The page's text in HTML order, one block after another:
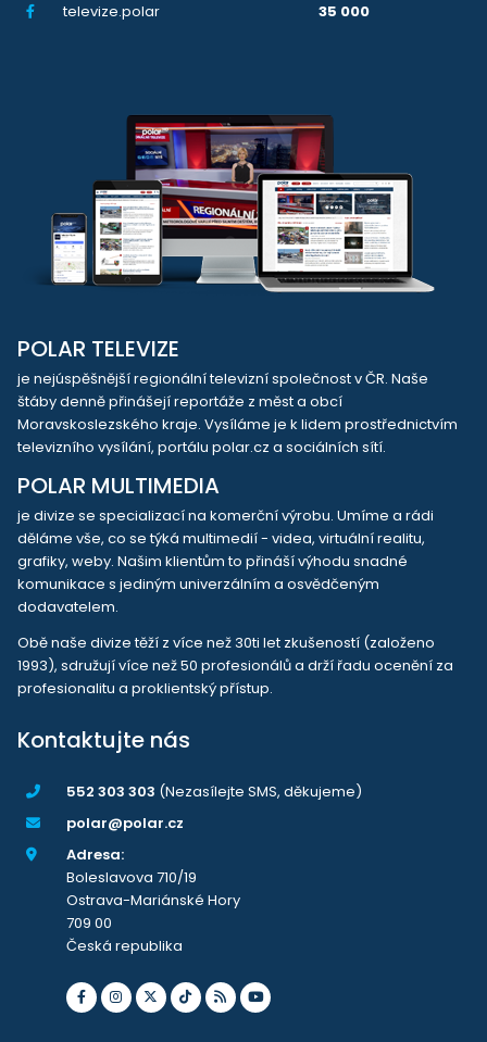
televize.polar
35 000
POLAR TELEVIZE
je nejúspěšnější regionální televizní společnost v ČR. Naše
štáby denně přinášejí reportáže z měst a obcí
Moravskoslezského kraje. Vysíláme je k lidem prostřednictvím
televizního vysílání, portálu polar.cz a sociálních sítí.
POLAR MULTIMEDIA
je divize se specializací na komerční výrobu. Umíme a rádi
děláme vše, co se týká multimedií - videa, virtuální realitu,
grafiky, weby. Našim klientům to přináší výhodu snadné
komunikace s jediným univerzálním a osvědčeným
dodavatelem.
Obě naše divize těží z více než 30ti let zkušeností (založeno
1993), sdružují více než 50 profesionálů a drží řadu ocenění za
profesionalitu a proklientský přístup.
Kontaktujte nás
552 303 303 (Nezasílejte SMS, děkujeme)
polar@polar.cz
Adresa:
Boleslavova 710/19
Ostrava-Mariánské Hory
709 00
Česká republika